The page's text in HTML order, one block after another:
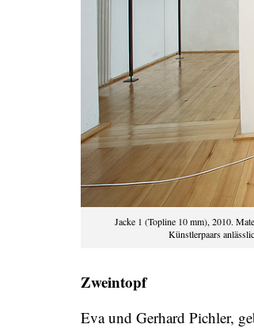
Jacke 1 (Topline 10 mm), 2010.
Künstlerpaars
Zweintopf
Eva und Gerhard Pichler,